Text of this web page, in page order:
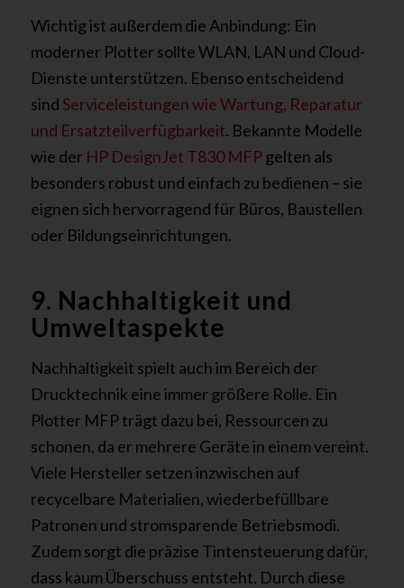
Wichtig ist außerdem die Anbindung: Ein
moderner Plotter sollte WLAN, LAN und Cloud-
Dienste unterstützen. Ebenso entscheidend
sind Serviceleistungen wie Wartung, Reparatur
und Ersatzteilverfügbarkeit. Bekannte Modelle
wie der HP DesignJet T830 MFPgelten als
besonders robust und einfach zu bedienen – sie
eignen sich hervorragend für Büros, Baustellen
oder Bildungseinrichtungen.
9. Nachhaltigkeit und
Umweltaspekte
Nachhaltigkeit spielt auch im Bereich der
Drucktechnik eine immer größere Rolle. Ein
Plotter MFP trägt dazu bei, Ressourcen zu
schonen, da er mehrere Geräte in einem vereint.
Viele Hersteller setzen inzwischen auf
recycelbare Materialien, wiederbefüllbare
Patronen und stromsparende Betriebsmodi.
Zudem sorgt die präzise Tintensteuerung dafür,
dass kaum Überschuss entsteht. Durch diese